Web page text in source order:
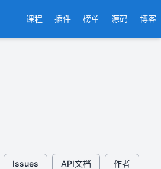
课程 插件 榜单 源码 博客
Issues API文档 作者